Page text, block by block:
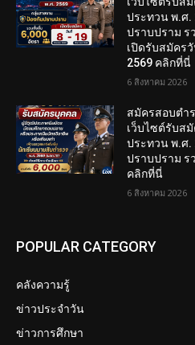
ประทวน พ.ศ.
ปราบปราม ร
เปิดรับสมัคร
2569 คลิกที่นี่
6 สิงหาคม 2026
สมัครสอบตํา
เว็บไซต์รับส
ประทวน พ.ศ.
ปราบปราม ร
คลิกที่นี่
6 สิงหาคม 2026
POPULAR CATEGORY
คลังความรู้
ข่าวประจำวัน
ข่าวการศึกษา